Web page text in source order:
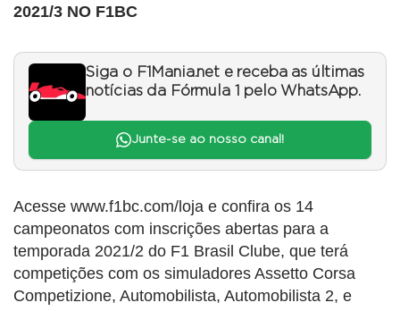
2021/3 NO F1BC
Siga o F1Mania.net e receba as últimas
notícias da Fórmula 1 pelo WhatsApp.
Junte-se ao nosso canal!
Acesse www.f1bc.com/loja e confira os 14
campeonatos com inscrições abertas para a
temporada 2021/2 do F1 Brasil Clube, que terá
competições com os simuladores Assetto Corsa
Competizione, Automobilista, Automobilista 2, e